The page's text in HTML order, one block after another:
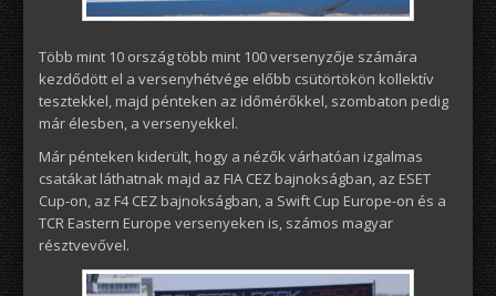
Több mint 10 ország több mint 100 versenyzője számára
kezdődött el a versenyhétvége előbb csütörtökön kollektív
tesztekkel, majd pénteken az időmérőkkel, szombaton pedig
már élesben, a versenyekkel.
Már pénteken kiderült, hogy a nézők várhatóan izgalmas
csatákat láthatnak majd az FIA CEZ bajnokságban, az ESET
Cup-on, az F4 CEZ bajnokságban, a Swift Cup Europe-on és a
TCR Eastern Europe versenyeken is, számos magyar
résztvevővel.